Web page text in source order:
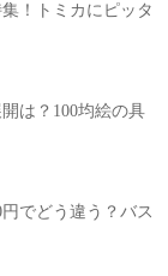
！トミカにピッタ
は？100均絵の具
でどう違う？バス